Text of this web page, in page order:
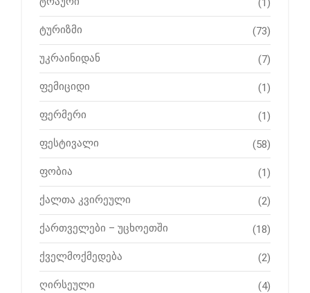
(1)
ტურიზმი (73)
უკრაინიდან (7)
ფემიციდი (1)
ფერმერი (1)
ფესტივალი (58)
ფობია (1)
ქალთა კვირეული (2)
ქართველები – უცხოეთში (18)
ქველმოქმედება (2)
ღირსეული (4)